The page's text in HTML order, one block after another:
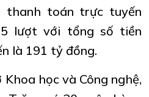
thanh toán trực tuyến
lượt với tổng số tiền
là 191 tỷ đồng.
học và Công nghệ,